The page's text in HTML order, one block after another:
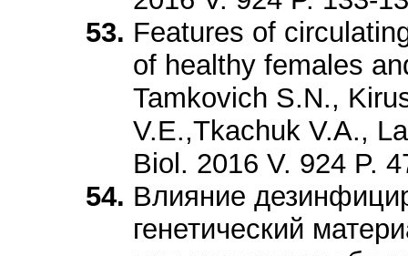
Features of
of healthy females
Tamkovich S.N.,
V.E.,Tkachuk V.A.,
Biol. 2016 V. 924 P.
Влияние
генетический